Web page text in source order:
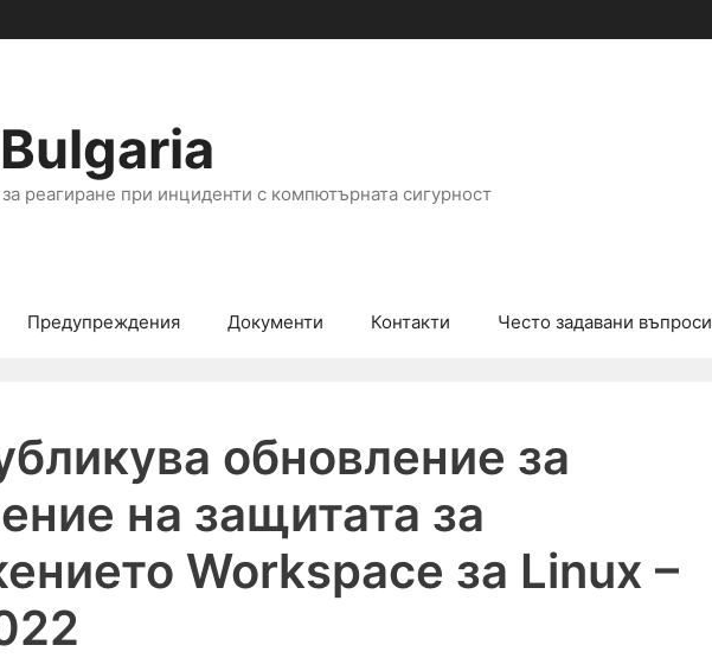
реагиране при инциденти с компютърната сигурност
Предупреждения Документи Контакти Често задавани въпроси
обновление за
на защитата за
Workspace за Linux –